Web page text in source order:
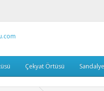
Çekyat Örtüsü Sandalye